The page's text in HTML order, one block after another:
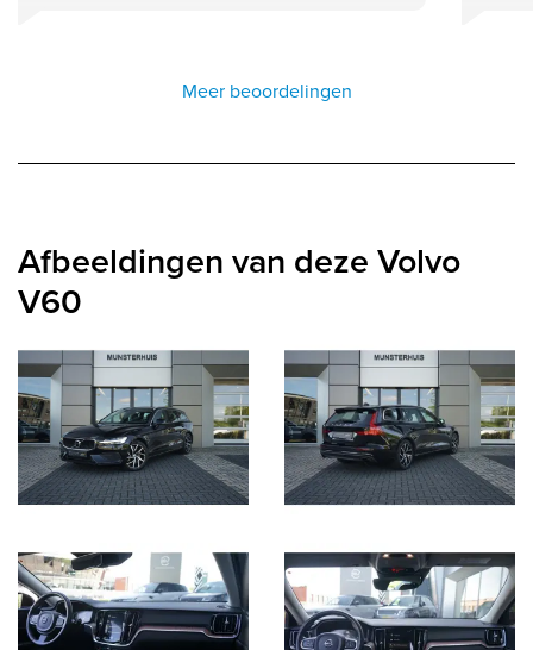
Meer beoordelingen
Afbeeldingen van deze Volvo
V60